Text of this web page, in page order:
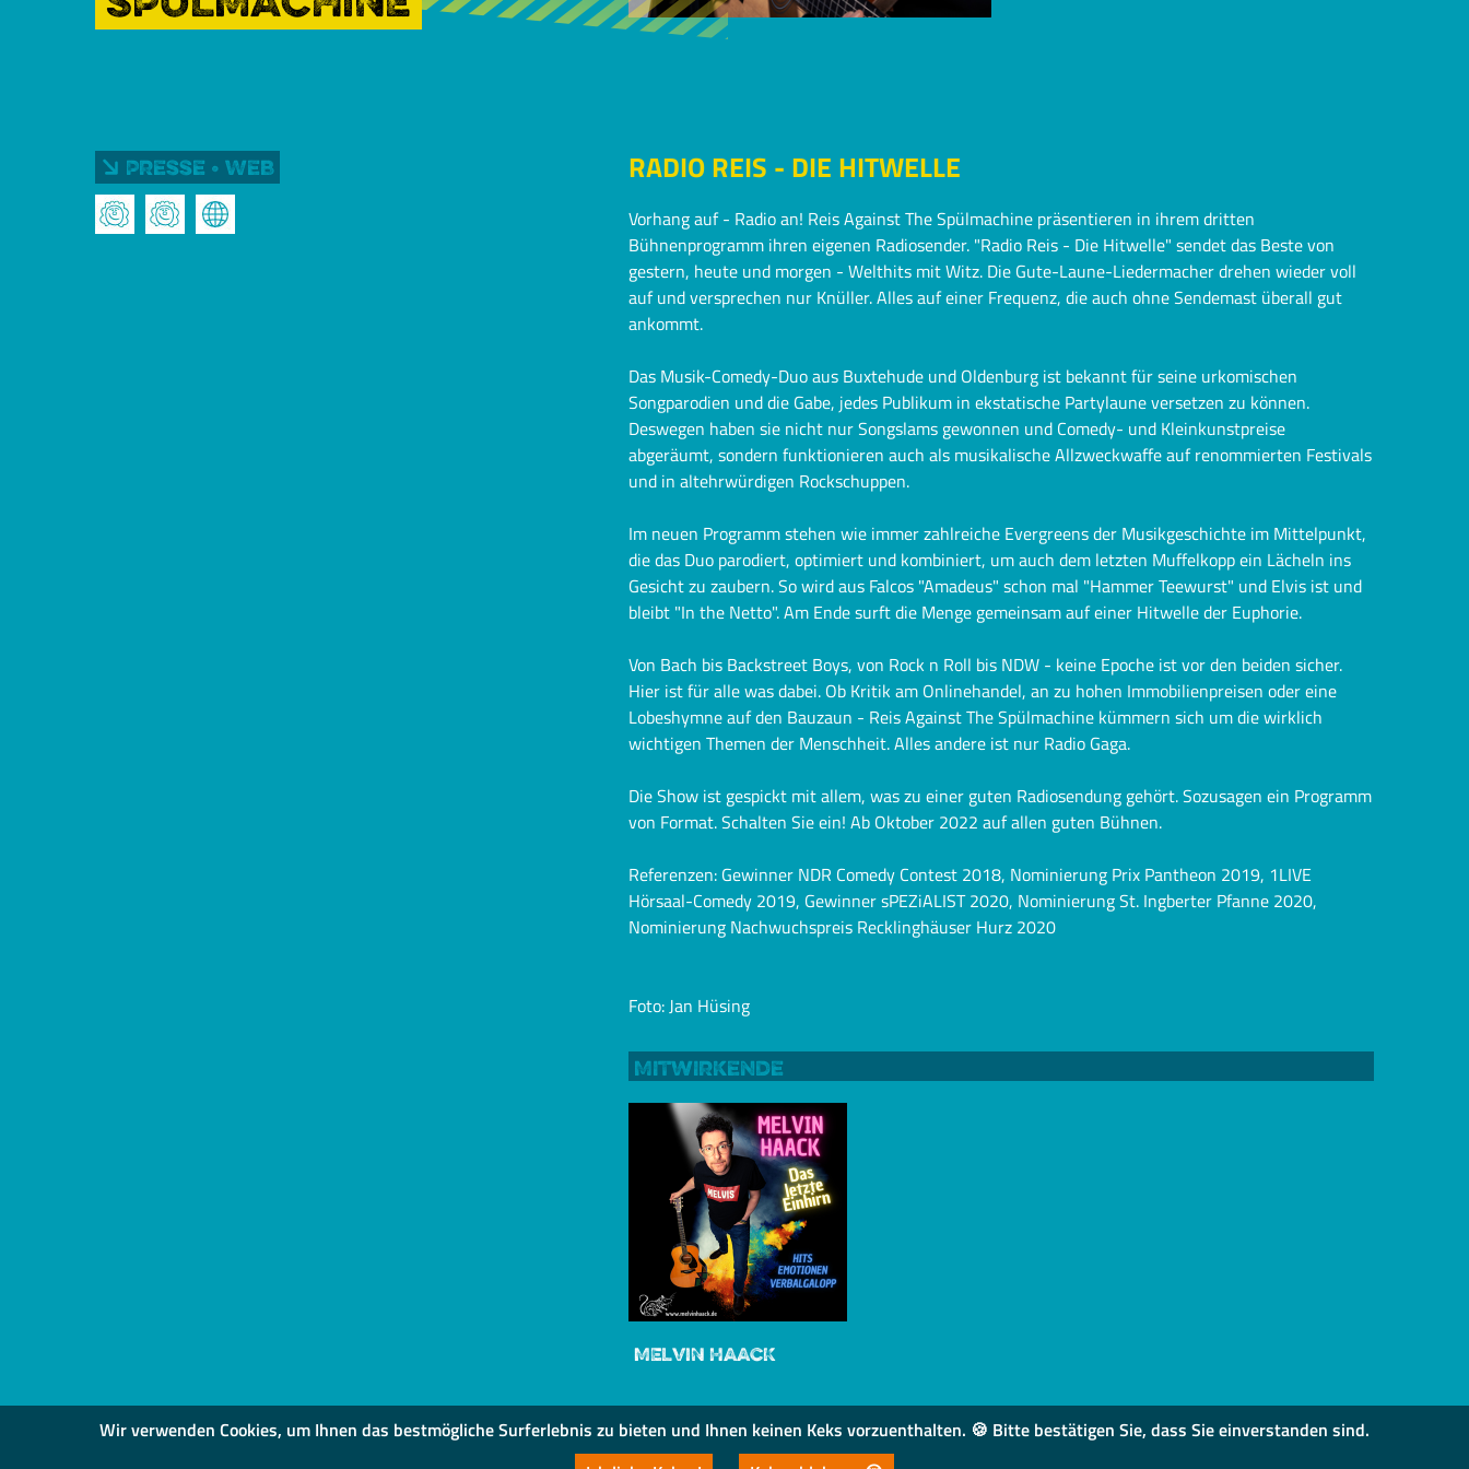
Wir verwenden Cookies, um Ihnen das bestmögliche Surferlebnis zu bieten und Ihnen keinen Keks vorzuenthalten. 🍪 Bitte bestätigen Sie, dass Sie einverstanden sind.
Presse • Web RADIO REIS - DIE HITWELLE
Vorhang auf - Radio an! Reis Against The Spülmachine präsentieren in ihrem dritten
Bühnenprogramm ihren eigenen Radiosender. "Radio Reis - Die Hitwelle" sendet das Beste von
gestern, heute und morgen - Welthits mit Witz. Die Gute-Laune-Liedermacher drehen wieder voll
auf und versprechen nur Knüller. Alles auf einer Frequenz, die auch ohne Sendemast überall gut
ankommt.
Das Musik-Comedy-Duo aus Buxtehude und Oldenburg ist bekannt für seine urkomischen
Songparodien und die Gabe, jedes Publikum in ekstatische Partylaune versetzen zu können.
Deswegen haben sie nicht nur Songslams gewonnen und Comedy- und Kleinkunstpreise
abgeräumt, sondern funktionieren auch als musikalische Allzweckwaffe auf renommierten Festivals
und in altehrwürdigen Rockschuppen.
Im neuen Programm stehen wie immer zahlreiche Evergreens der Musikgeschichte im Mittelpunkt,
die das Duo parodiert, optimiert und kombiniert, um auch dem letzten Muffelkopp ein Lächeln ins
Gesicht zu zaubern. So wird aus Falcos "Amadeus" schon mal "Hammer Teewurst" und Elvis ist und
bleibt "In the Netto". Am Ende surft die Menge gemeinsam auf einer Hitwelle der Euphorie.
Von Bach bis Backstreet Boys, von Rock n Roll bis NDW - keine Epoche ist vor den beiden sicher.
Hier ist für alle was dabei. Ob Kritik am Onlinehandel, an zu hohen Immobilienpreisen oder eine
Lobeshymne auf den Bauzaun - Reis Against The Spülmachine kümmern sich um die wirklich
wichtigen Themen der Menschheit. Alles andere ist nur Radio Gaga.
Die Show ist gespickt mit allem, was zu einer guten Radiosendung gehört. Sozusagen ein Programm
von Format. Schalten Sie ein! Ab Oktober 2022 auf allen guten Bühnen.
Referenzen: Gewinner NDR Comedy Contest 2018, Nominierung Prix Pantheon 2019, 1LIVE
Hörsaal-Comedy 2019, Gewinner sPEZiALIST 2020, Nominierung St. Ingberter Pfanne 2020,
Nominierung Nachwuchspreis Recklinghäuser Hurz 2020
Foto: Jan Hüsing
Mitwirkende
MELVIN HAACK